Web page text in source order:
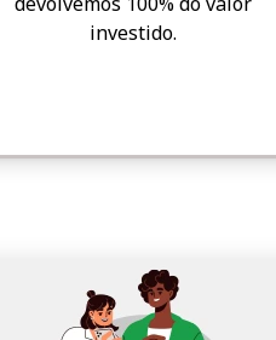
investido.